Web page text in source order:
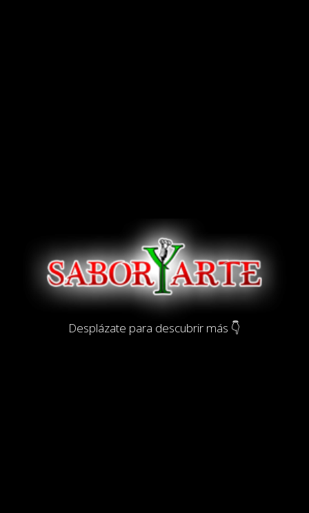
Desplázate para descubrir más 👇